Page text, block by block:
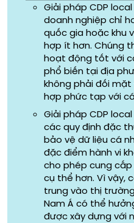
Giải pháp CDP
doanh nghiệp chỉ
quốc gia hoặc khu
hợp ít hơn. Chúng
hoạt động tốt với
phổ biến tại địa
không phải đối
hợp phức tạp với
Giải pháp CDP
các quy định đặc
bảo vệ dữ liệu cá
đặc điểm hành vi
cho phép cung
cụ thể hơn. Vì vậy,
trung vào thị
Nam Á có thể
được xây dựng với